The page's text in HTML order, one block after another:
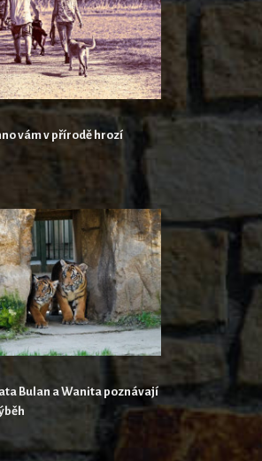
vám v přírodě hrozí
Bulan a Wanita poznávají